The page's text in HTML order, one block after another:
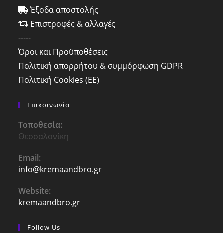
Έξοδα αποστολής
Επιστροφές & αλλαγές
-----
Όροι και Προϋποθέσεις
Πολιτική απορρήτου & συμμόρφωση GDPR
Πολιτική Cookies (ΕΕ)
Επικοινωνία
Τοποθεσία:
Θεσσαλονίκη
Email:
info@kremaandbro.grOpens
Website:
kremaandbro.gr
Follow Us